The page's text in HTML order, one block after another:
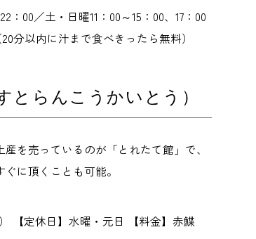
：00／土・日曜11：00～15：00、17：00
分以内に汁まで食べきったら無料）
とらんこうかいとう）
を売っているのが「とれたて館」で、
に頂くことも可能。
） 【定休日】水曜・元日 【料金】赤鰈